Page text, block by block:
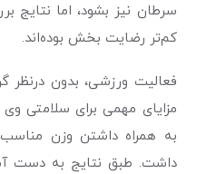
سرطان نیز بشود، اما نتایج
کم‌تر رضایت بخش بوده‌اند.
فعالیت ورزشی، بدون درنظر
مزایای مهمی برای سلامتی
به همراه داشتن وزن
داشت. طبق نتایج به دست